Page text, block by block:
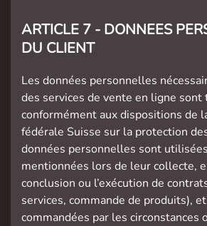
ARTICLE 7 - DONNEES
DU CLIENT
Les données personnelles
des services de vente en ligne sont
conformément aux dispositions de
fédérale Suisse sur la protection
données personnelles sont
mentionnées lors de leur collecte,
conclusion ou l’exécution de
services, commande de produits),
commandées par les circonstances